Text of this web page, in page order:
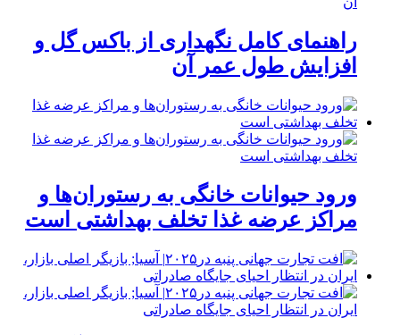
راهنمای کامل نگهداری از باکس گل و
افزایش طول عمر آن
ورود حیوانات خانگی به رستوران‌ها و
مراکز عرضه غذا تخلف بهداشتی است